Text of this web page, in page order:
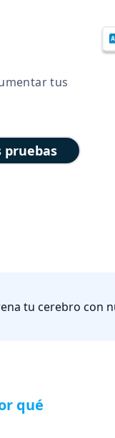
tus
pruebas
tu cerebro con
qué